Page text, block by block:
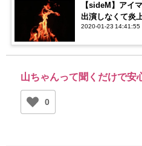
【sideM】アイ
出演しなくて炎
みた
2020-01-23 14:41:55
山ちゃんって聞くだけで安
0